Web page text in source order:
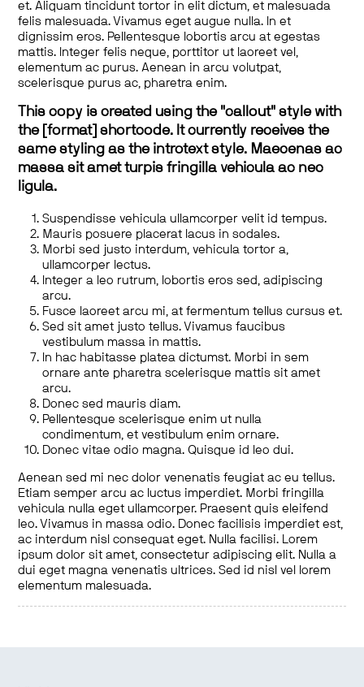
et. Aliquam tincidunt tortor in elit dictum, et malesuada
felis malesuada. Vivamus eget augue nulla. In et
dignissim eros. Pellentesque lobortis arcu at egestas
mattis. Integer felis neque, porttitor ut laoreet vel,
elementum ac purus. Aenean in arcu volutpat,
scelerisque purus ac, pharetra enim.
This copy is created using the "callout" style with
the [format] shortcode. It currently receives the
same styling as the introtext style. Maecenas ac
massa sit amet turpis fringilla vehicula ac nec
ligula.
Suspendisse vehicula ullamcorper velit id tempus.
Mauris posuere placerat lacus in sodales.
Morbi sed justo interdum, vehicula tortor a,
ullamcorper lectus.
Integer a leo rutrum, lobortis eros sed, adipiscing
arcu.
Fusce laoreet arcu mi, at fermentum tellus cursus et.
Sed sit amet justo tellus. Vivamus faucibus
vestibulum massa in mattis.
In hac habitasse platea dictumst. Morbi in sem
ornare ante pharetra scelerisque mattis sit amet
arcu.
Donec sed mauris diam.
Pellentesque scelerisque enim ut nulla
condimentum, et vestibulum enim ornare.
Donec vitae odio magna. Quisque id leo dui.
Aenean sed mi nec dolor venenatis feugiat ac eu tellus.
Etiam semper arcu ac luctus imperdiet. Morbi fringilla
vehicula nulla eget ullamcorper. Praesent quis eleifend
leo. Vivamus in massa odio. Donec facilisis imperdiet est,
ac interdum nisl consequat eget. Nulla facilisi. Lorem
ipsum dolor sit amet, consectetur adipiscing elit. Nulla a
dui eget magna venenatis ultrices. Sed id nisl vel lorem
elementum malesuada.